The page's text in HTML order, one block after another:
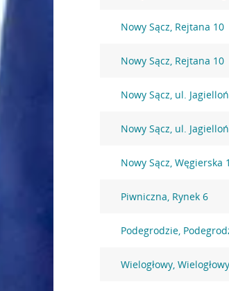
Nowy Sącz, Rejtana 10
Nowy Sącz, Rejtana 10
Nowy Sącz, ul.
Nowy Sącz, ul.
Nowy Sącz, Węgierska
Piwniczna, Rynek 6
Podegrodzie,
Wielogłowy,